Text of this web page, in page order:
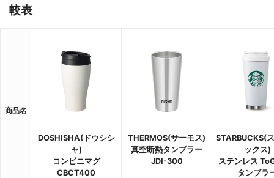
較表
商品名
DOSHISHA(ドウシシ
ャ)
コンビニマグ
CBCT400
THERMOS(サーモス)
真空断熱タンブラー
JDI-300
STARBUCKS(
ックス)
ステンレス
タンブラ